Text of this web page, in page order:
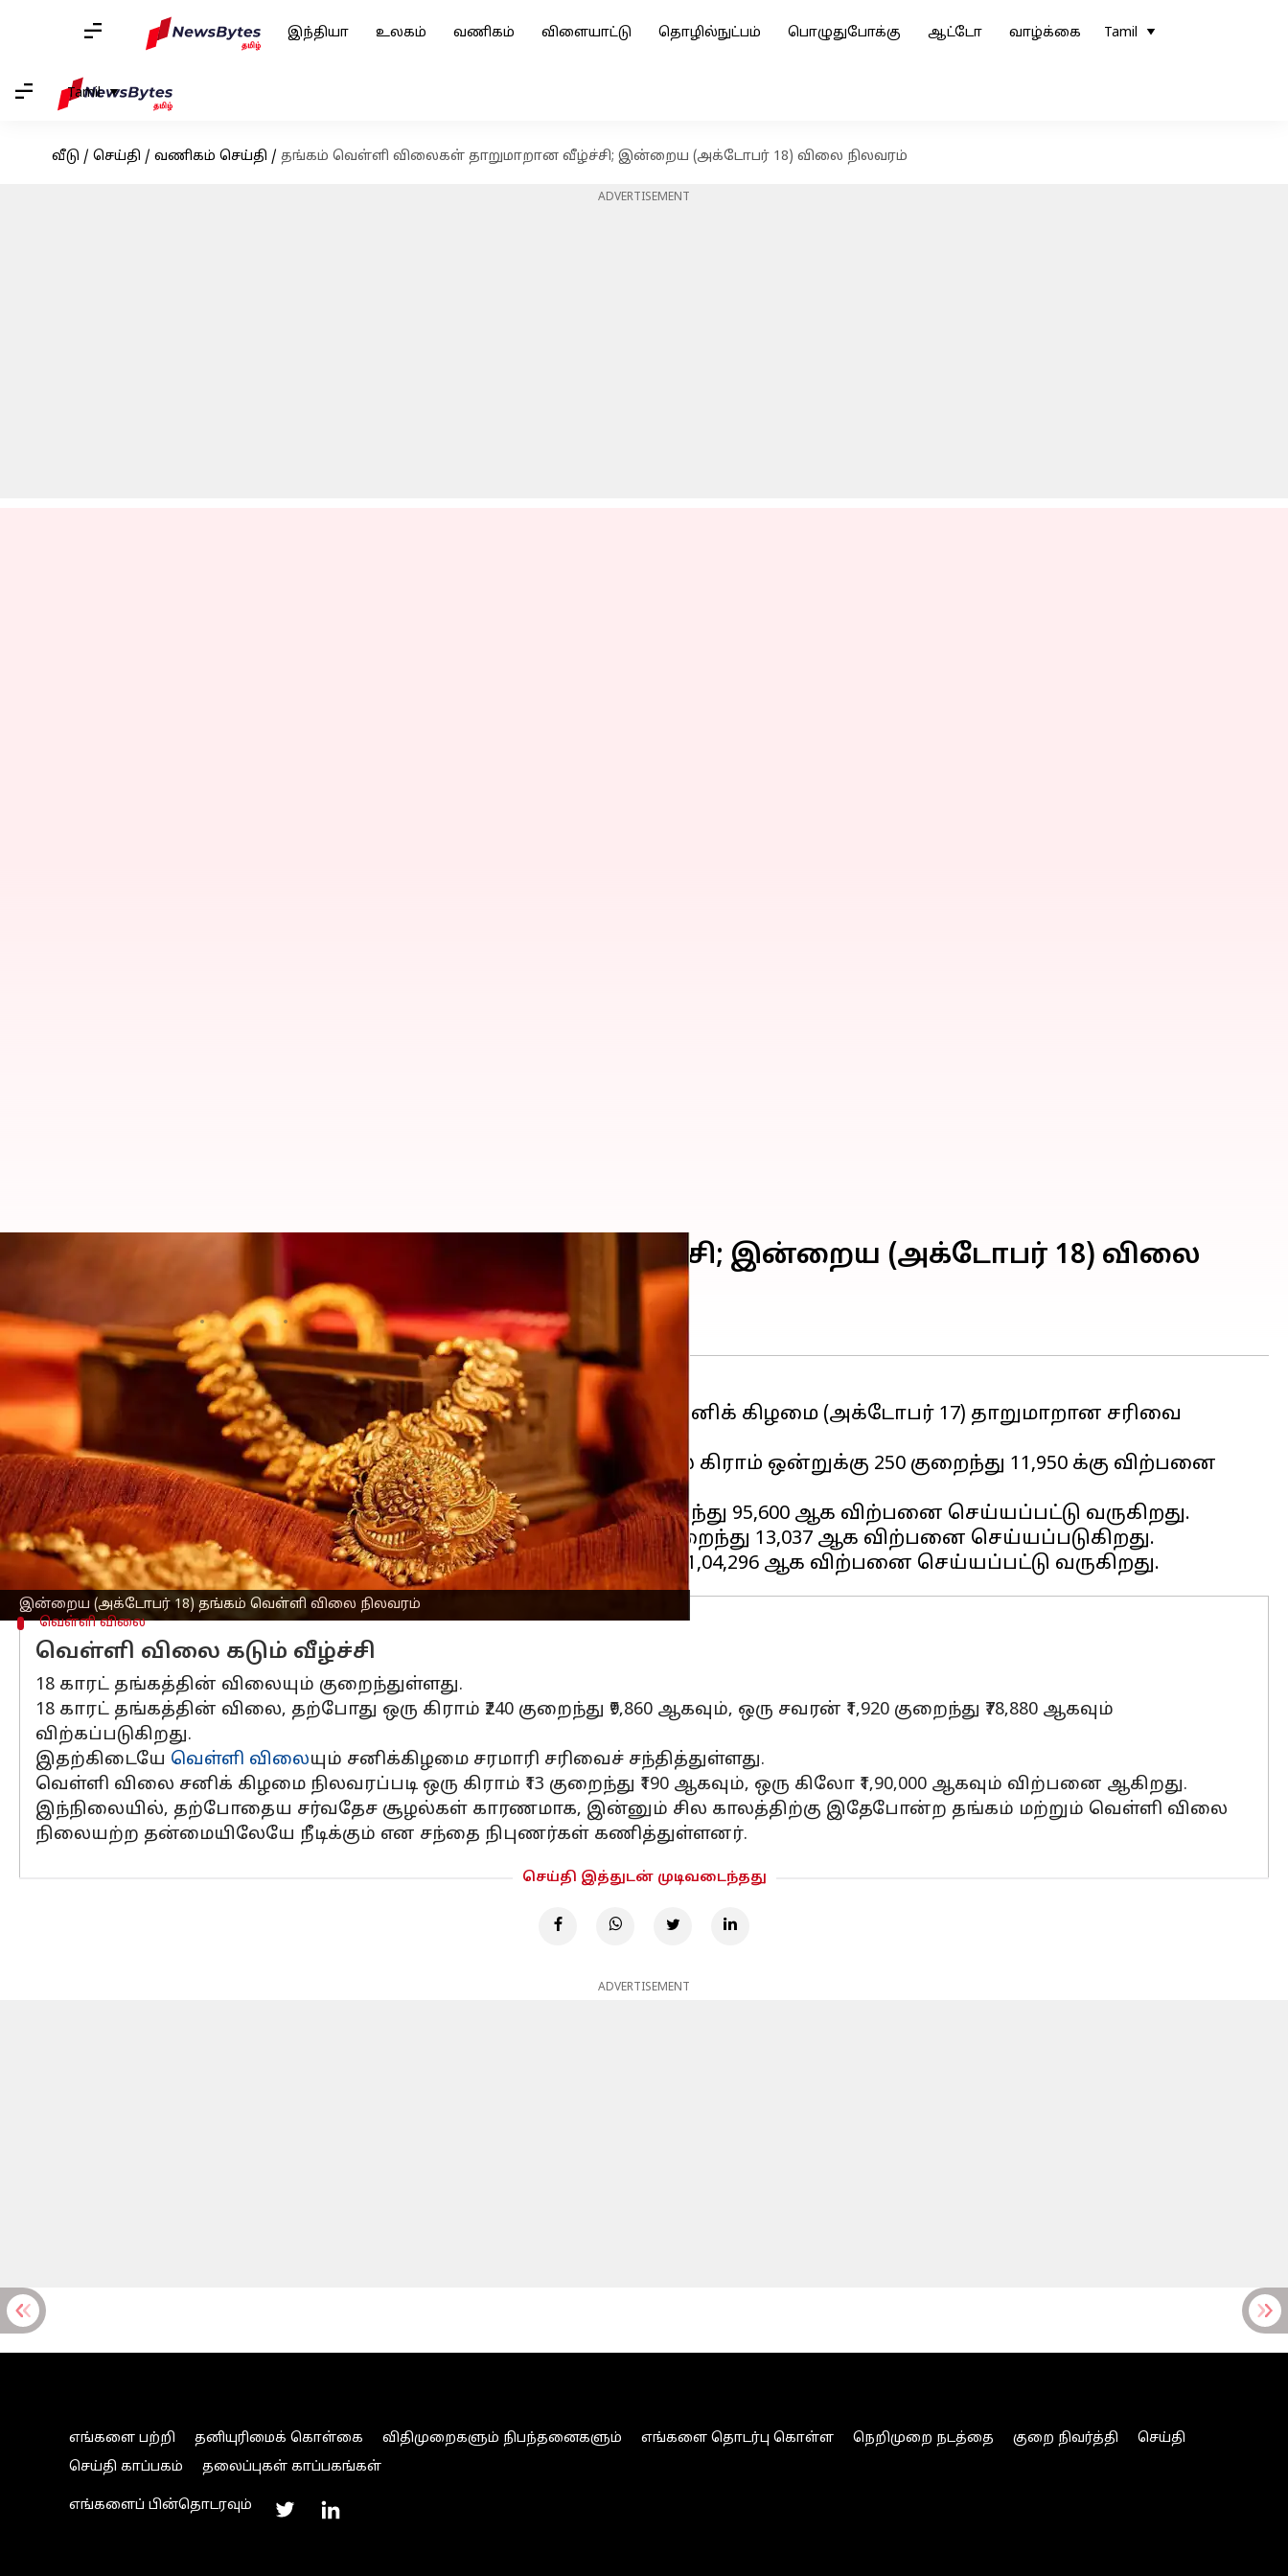
இந்தியா உலகம் வணிகம் விளையாட்டு தொழில்நுட்பம் பொழுதுபோக்கு ஆட்டோ வாழ்க்கை Tamil
Tamil
வீடு / செய்தி / வணிகம் செய்தி / தங்கம் வெள்ளி விலைகள் தாறுமாறான வீழ்ச்சி; இன்றைய (அக்டோபர் 18) விலை நிலவரம்
ADVERTISEMENT
இன்றைய (அக்டோபர் 18) தங்கம் வெள்ளி விலை நிலவரம்
தங்கம் வெள்ளி விலைகள் தாறுமாறான வீழ்ச்சி; இன்றைய (அக்டோபர் 18) விலை
எழுதியவர் Sekar Chinnappan Oct 18, 2025 10:55 am
செய்தி முன்னோட்டம்
சமீப காலமாக கடும் விலை உயர்வை சந்தித்து வரும் தங்க விலை
சனிக் கிழமை (அக்டோபர் 17) தாறுமாறான சரிவை
சந்தித்துள்ளது.
சனிக் கிழமை,சென்னையில் 22 காரட் ஆபரணத் தங்கத்தின் விலை கிராம் ஒன்றுக்கு ₹250 குறைந்து ₹11,950 க்கு விற்பனை
செய்யப்படுகிறது.
22 காரட் ஆபரணத் தங்கத்தின் விலை சவரன் ஒன்றுக்கு ₹2,000 குறைந்து ₹95,600 ஆக விற்பனை செய்யப்பட்டு வருகிறது.
மறுபுறம், 24 காரட் சுத்த தங்கத்தின் விலை கிராம் ஒன்றுக்கு ₹272 குறைந்து ₹13,037 ஆக விற்பனை செய்யப்படுகிறது.
வெள்ளி விலை
வெள்ளி விலை கடும் வீழ்ச்சி
18 காரட் தங்கத்தின் விலையும் குறைந்துள்ளது.
18 காரட் தங்கத்தின் விலை, தற்போது ஒரு கிராம் ₹240 குறைந்து ₹9,860 ஆகவும், ஒரு சவரன் ₹1,920 குறைந்து ₹78,880 ஆகவும்
விற்கப்படுகிறது.
இதற்கிடையே வெள்ளி விலையும் சனிக்கிழமை சரமாரி சரிவைச் சந்தித்துள்ளது.
வெள்ளி விலை சனிக் கிழமை நிலவரப்படி ஒரு கிராம் ₹13 குறைந்து ₹190 ஆகவும், ஒரு கிலோ ₹1,90,000 ஆகவும் விற்பனை ஆகிறது.
இந்நிலையில், தற்போதைய சர்வதேச சூழல்கள் காரணமாக, இன்னும் சில காலத்திற்கு இதேபோன்ற தங்கம் மற்றும் வெள்ளி விலை
நிலையற்ற தன்மையிலேயே நீடிக்கும் என சந்தை நிபுணர்கள் கணித்துள்ளனர்.
செய்தி இத்துடன் முடிவடைந்தது
ADVERTISEMENT
எங்களை பற்றி தனியுரிமைக் கொள்கை விதிமுறைகளும் நிபந்தனைகளும் எங்களை தொடர்பு கொள்ள நெறிமுறை நடத்தை குறை நிவர்த்தி
செய்தி
செய்தி காப்பகம்
தலைப்புகள் காப்பகங்கள்
எங்களைப் பின்தொடரவும்